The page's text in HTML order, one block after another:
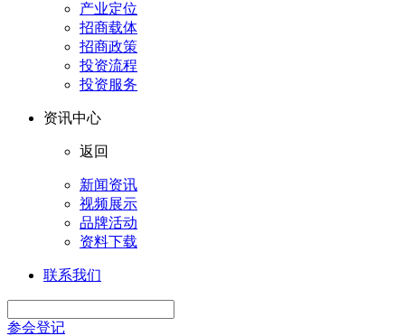
产业定位
招商载体
招商政策
投资流程
投资服务
资讯中心
返回
新闻资讯
视频展示
品牌活动
资料下载
联系我们
参会登记